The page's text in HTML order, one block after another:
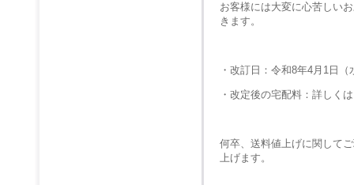
お客様には大変に心苦しい
きます。
・改訂日：令和8年4月1日
・改定後の宅配料：詳しくは
何卒、送料値上げに関して
上げます。